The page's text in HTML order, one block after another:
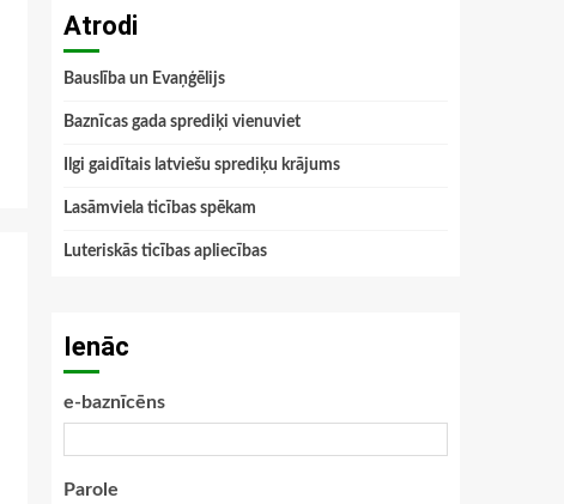
Atrodi
Bauslība un Evaņģēlijs
Baznīcas gada sprediķi vienuviet
Ilgi gaidītais latviešu sprediķu krājums
Lasāmviela ticības spēkam
Luteriskās ticības apliecības
Ienāc
e-baznīcēns
Parole